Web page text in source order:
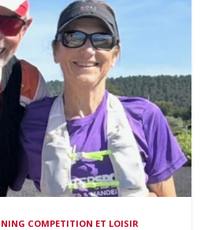
COMPETITION ET LOISIR